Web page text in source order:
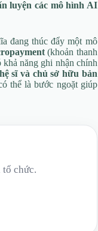
luyện các mô hình AI
đang thúc đẩy một mô
(khoản thanh
năng ghi nhận chính
sĩ và chủ sở hữu bản
thể là bước ngoặt giúp
tổ chức.